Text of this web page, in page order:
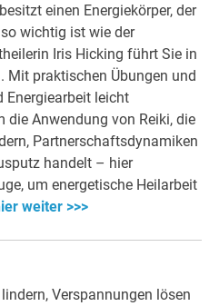
einen Energiekörper, der
wichtig ist wie der
Iris Hicking führt Sie in
Mit praktischen Übungen und
Energiearbeit leicht
die Anwendung von Reiki, die
Partnerschaftsdynamiken
handelt – hier
um energetische Heilarbeit
weiter >>>
Verspannungen lösen